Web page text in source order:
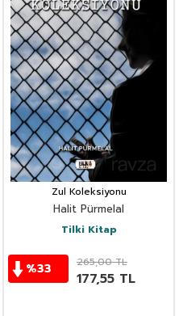
Zul Koleksiyonu
Halit Pürmelal
Tilki Kitap
%33 265,00TL
177,55 TL